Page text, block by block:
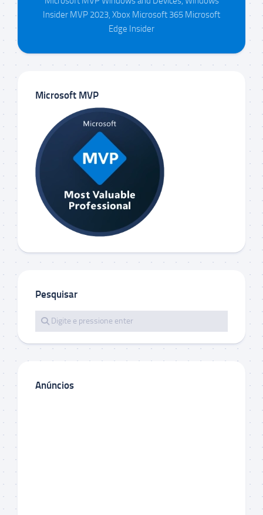
Insider MVP 2023, Xbox Microsoft 365 Microsoft
Edge Insider
Microsoft MVP
Pesquisar
Anúncios